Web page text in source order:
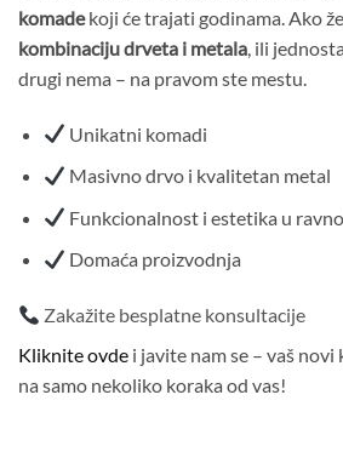
komadekoji će trajati godinama. Ako
kombinaciju drveta i metala , ili
drugi nema – na pravom ste mestu.
Unikatni komadi
Masivno drvo i kvalitetan metal
Funkcionalnost i estetika u
Domaća proizvodnja
Zakažite besplatne konsultacije
Kliknite ovde i javite nam se – vaš
na samo nekoliko koraka od vas!